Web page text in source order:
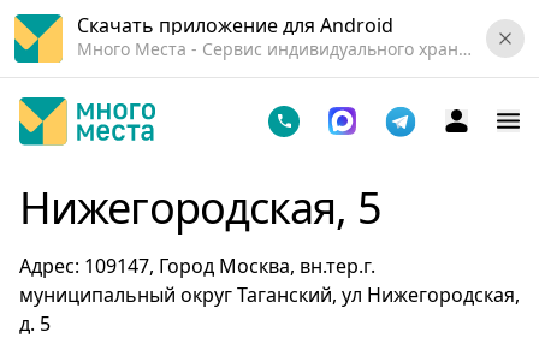
Скачать приложение для Android
Много Места - Cервис индивидуального хранения вещей.
Нижегородская, 5
Адрес: 109147, Город Москва, вн.тер.г.
муниципальный округ Таганский, ул Нижегородская,
д. 5